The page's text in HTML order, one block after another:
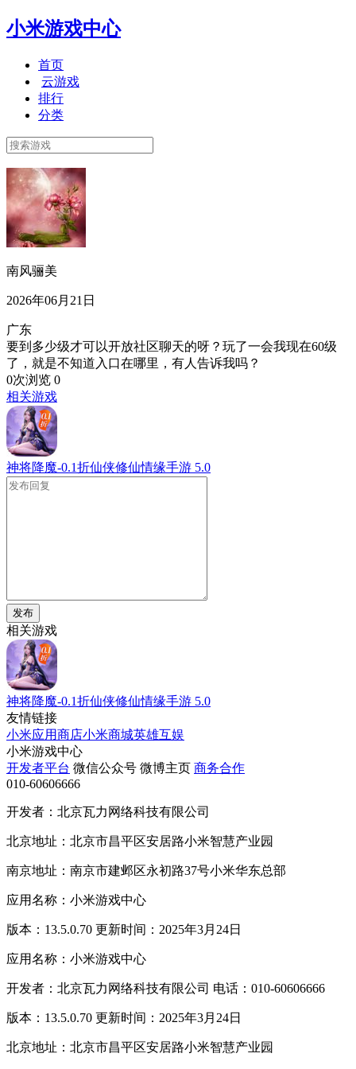
小米游戏中心
首页
云游戏
排行
分类
南风骊美
2026年06月21日
广东
要到多少级才可以开放社区聊天的呀？玩了一会我现在60级
了，就是不知道入口在哪里，有人告诉我吗？
0次浏览 0
相关游戏
神将降魔-0.1折仙侠修仙情缘手游 5.0
发布
相关游戏
神将降魔-0.1折仙侠修仙情缘手游 5.0
友情链接
小米应用商店小米商城英雄互娱
小米游戏中心
开发者平台 微信公众号 微博主页 商务合作
010-60606666
开发者：北京瓦力网络科技有限公司
北京地址：北京市昌平区安居路小米智慧产业园
南京地址：南京市建邺区永初路37号小米华东总部
应用名称：小米游戏中心
版本：13.5.0.70 更新时间：2025年3月24日
应用名称：小米游戏中心
开发者：北京瓦力网络科技有限公司 电话：010-60606666
版本：13.5.0.70 更新时间：2025年3月24日
北京地址：北京市昌平区安居路小米智慧产业园